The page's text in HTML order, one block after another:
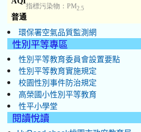
環保署空氣品質監測網
性別平等專區
性別平等教育委員會設置要點
性別平等教育實施規定
校園性別事件防治規定
高榮國小性別平等教育
性平小學堂
閱讀悅讀